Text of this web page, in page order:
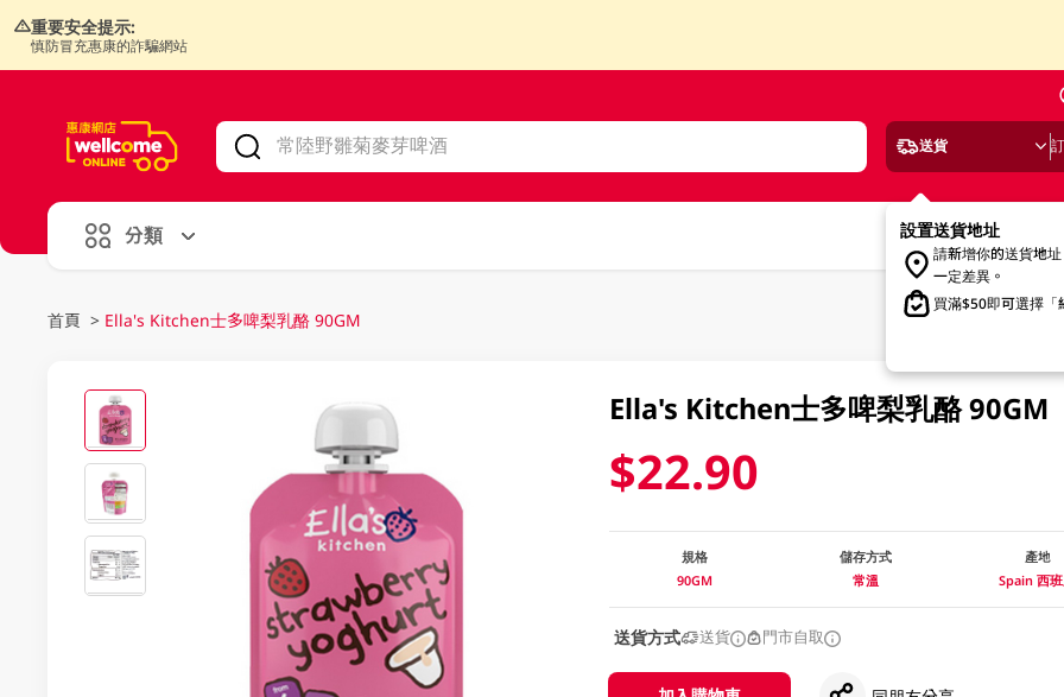
重要安全提示:
慎防冒充惠康的詐騙網站
送貨
設置送貨地址
請新增你的送貨地
一定差異。
買滿$50即可選擇「
分類
首頁 > Ella's Kitchen士多啤梨乳酪 90GM
Ella's Kitchen士多啤梨乳酪 90GM
$22.90
規格
90GM
儲存方式
常溫
產地
Spain 西
送貨方式 送貨 門市自取